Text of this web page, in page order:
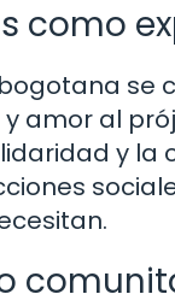
como
amor al
y la